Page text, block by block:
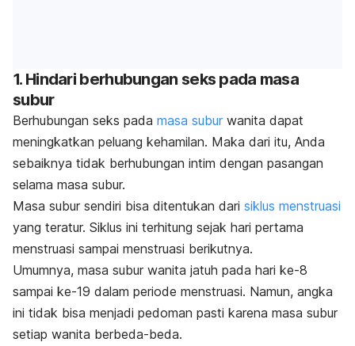
1. Hindari berhubungan seks pada masa
subur
Berhubungan seks pada masa subur wanita dapat
meningkatkan peluang kehamilan. Maka dari itu, Anda
sebaiknya tidak berhubungan intim dengan pasangan
selama masa subur.
Masa subur sendiri bisa ditentukan dari siklus menstruasi
yang teratur. Siklus ini terhitung sejak hari pertama
menstruasi sampai menstruasi berikutnya.
Umumnya, masa subur wanita jatuh pada hari ke-8
sampai ke-19 dalam periode menstruasi. Namun, angka
ini tidak bisa menjadi pedoman pasti karena masa subur
setiap wanita berbeda-beda.